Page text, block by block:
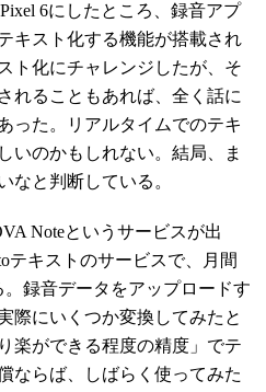
6にしたところ、録音アプ
キスト化する機能が搭載され
ト化にチャレンジしたが、そ
れることもあれば、全く話に
った。リアルタイムでのテキ
いのかもしれない。結局、ま
なと判断している。
Noteというサービスが出
テキストのサービスで、月間
録音データをアップロードす
際にいくつか変換してみたと
楽ができる程度の精度」でテ
ならば、しばらく使ってみた